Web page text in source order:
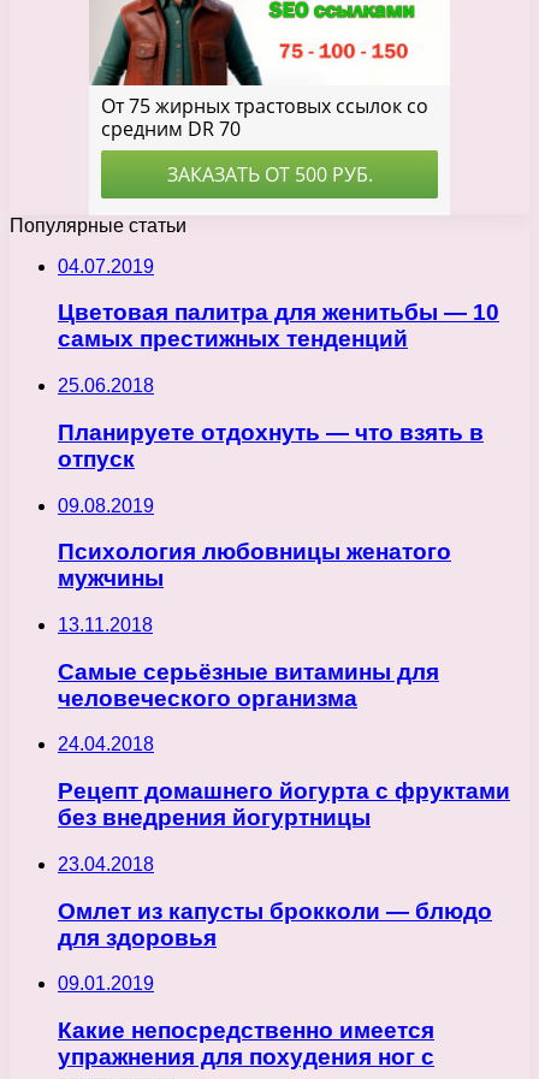
Популярные статьи
04.07.2019
Цветовая палитра для женитьбы — 10
самых престижных тенденций
25.06.2018
Планируете отдохнуть — что взять в
отпуск
09.08.2019
Психология любовницы женатого
мужчины
13.11.2018
Самые серьёзные витамины для
человеческого организма
24.04.2018
Рецепт домашнего йогурта с фруктами
без внедрения йогуртницы
23.04.2018
Омлет из капусты брокколи — блюдо
для здоровья
09.01.2019
Какие непосредственно имеется
упражнения для похудения ног с